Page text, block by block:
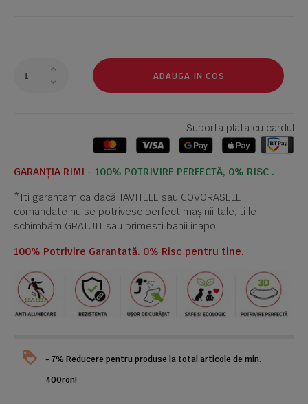
ADAUGA IN COS
Suporta plata cu cardul
GARANȚIA RIMI - 100% POTRIVIRE PERFECTĂ, 0% RISC .
*Iti garantam ca dacă TAVITELE sau COVORASELE
comandate nu se potrivesc perfect mașinii tale, ti le
schimbăm GRATUIT sau primesti banii inapoi!
100% Potrivire Garantată. 0% Risc pentru tine.
- 7% Reducere pentru produse la total articole de min.
400ron!